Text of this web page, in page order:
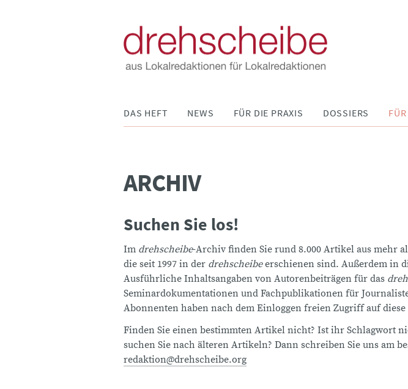
DAS HEFT NEWS FÜR DIE PRAXIS DOSSIERS
ARCHIV
Suchen Sie los!
Im drehscheibe-Archiv finden Sie rund 8.000 Artikel aus mehr
die seit 1997 in der drehscheibeerschienen sind. Außerdem in
Ausführliche Inhaltsangaben von Autorenbeiträgen für das
Seminardokumentationen und Fachpublikationen für
Abonnenten haben nach dem Einloggen freien Zugriff auf
Finden Sie einen bestimmten Artikel nicht? Ist ihr Schlagwort
suchen Sie nach älteren Artikeln? Dann schreiben Sie uns am
redaktion@drehscheibe.org